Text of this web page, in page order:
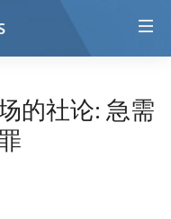
的社论: 急需